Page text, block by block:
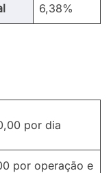
6,38%
por dia
por operação e